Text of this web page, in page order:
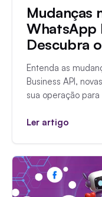
Mudanças
WhatsApp
Descubra
Entenda as
Business API,
sua operação
Ler artigo